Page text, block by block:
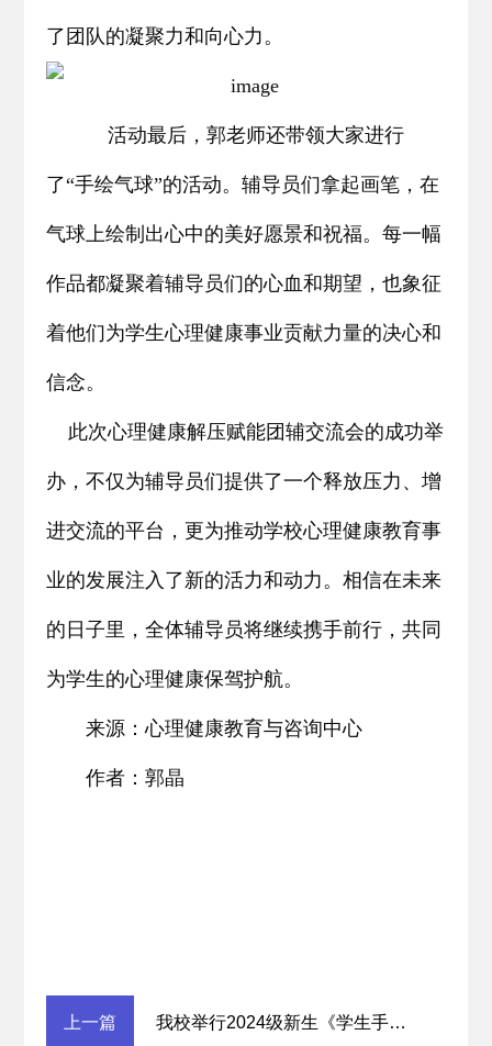
了团队的凝聚力和向心力。
活动最后，郭老师还带领大家进行
了“手绘气球”的活动。辅导员们拿起画笔，在
气球上绘制出心中的美好愿景和祝福。每一幅
作品都凝聚着辅导员们的心血和期望，也象征
着他们为学生心理健康事业贡献力量的决心和
信念。
此次心理健康解压赋能团辅交流会的成功举
办，不仅为辅导员们提供了一个释放压力、增
进交流的平台，更为推动学校心理健康教育事
业的发展注入了新的活力和动力。相信在未来
的日子里，全体辅导员将继续携手前行，共同
为学生的心理健康保驾护航。
来源：心理健康教育与咨询中心
作者：郭晶
上一篇 我校举行2024级新生《学生手册》考试工作